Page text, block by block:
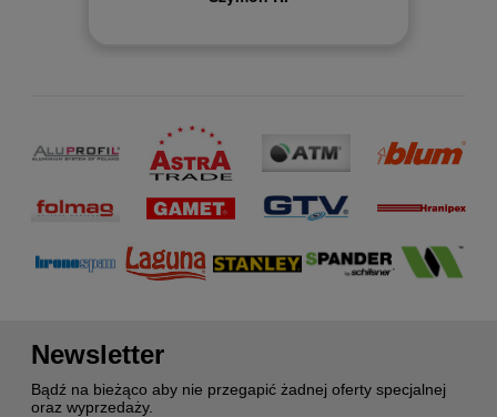
Newsletter
Bądź na bieżąco aby nie przegapić żadnej oferty specjalnej
oraz wyprzedaży.